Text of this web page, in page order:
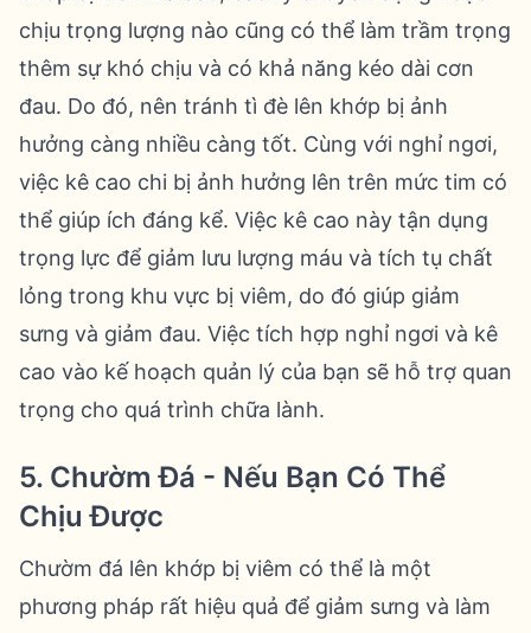
chịu trọng lượng nào cũng có thể làm trầm trọng
thêm sự khó chịu và có khả năng kéo dài cơn
đau. Do đó, nên tránh tì đè lên khớp bị ảnh
hưởng càng nhiều càng tốt. Cùng với nghỉ ngơi,
việc kê cao chi bị ảnh hưởng lên trên mức tim có
thể giúp ích đáng kể. Việc kê cao này tận dụng
trọng lực để giảm lưu lượng máu và tích tụ chất
lỏng trong khu vực bị viêm, do đó giúp giảm
sưng và giảm đau. Việc tích hợp nghỉ ngơi và kê
cao vào kế hoạch quản lý của bạn sẽ hỗ trợ quan
trọng cho quá trình chữa lành.
5. Chườm Đá - Nếu Bạn Có Thể
Chịu Được
Chườm đá lên khớp bị viêm có thể là một
phương pháp rất hiệu quả để giảm sưng và làm